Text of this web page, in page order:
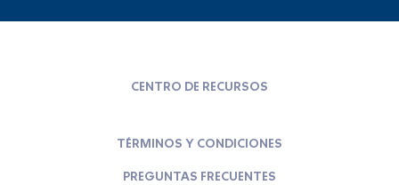
CENTRO DE RECURSOS
TÉRMINOS Y CONDICIONES
PREGUNTAS FRECUENTES